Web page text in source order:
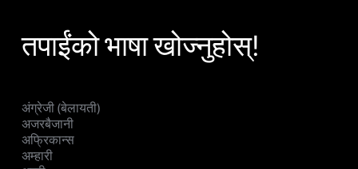
तपाईंको भाषा खोज्नुहोस्!
अंग्रेजी (बेलायती)
अजरबैजानी
अफ्रिकान्स
अम्हारी